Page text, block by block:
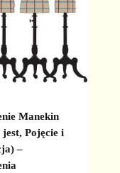
Manekin
Pojęcie i
–